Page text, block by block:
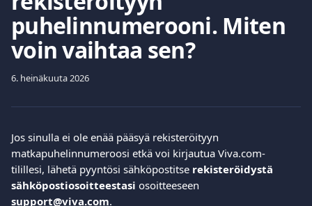
puhelinnumerooni. Miten
voin vaihtaa sen?
6. heinäkuuta 2026
Jos sinulla ei ole enää pääsyä rekisteröityyn
matkapuhelinnumeroosi etkä voi kirjautua Viva.com-
tilillesi, lähetä pyyntösi sähköpostitse rekisteröidystä
sähköpostiosoitteestasi osoitteeseen
support@viva.com.